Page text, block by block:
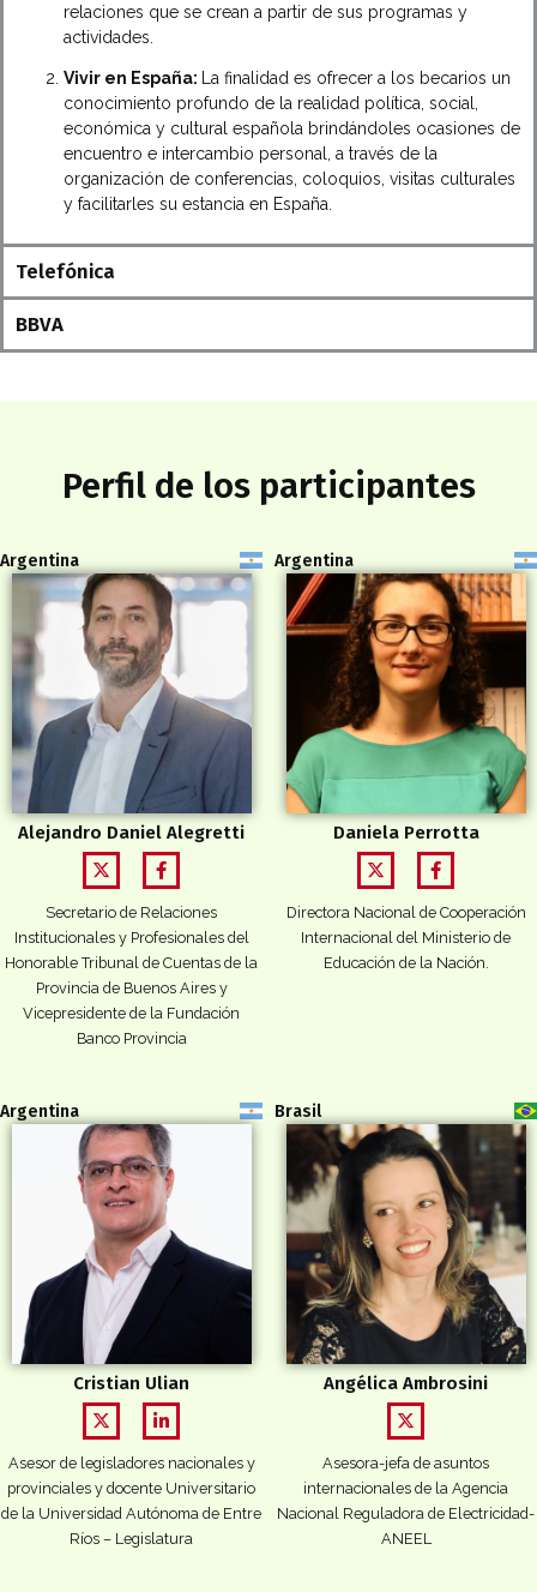
relaciones que se crean a partir de sus programas y
actividades.
Vivir en España: La finalidad es ofrecer a los becarios un
conocimiento profundo de la realidad política, social,
económica y cultural española brindándoles ocasiones de
encuentro e intercambio personal, a través de la
organización de conferencias, coloquios, visitas culturales
y facilitarles su estancia en España.
Telefónica
BBVA
Perfil de los participantes
Argentina
Alejandro Daniel Alegretti
Secretario de Relaciones
Institucionales y Profesionales del
Honorable Tribunal de Cuentas de la
Provincia de Buenos Aires y
Vicepresidente de la Fundación
Banco Provincia
Argentina
Daniela Perrotta
Directora Nacional de Cooperación
Internacional del Ministerio de
Educación de la Nación.
Argentina
Cristian Ulian
Asesor de legisladores nacionales y
provinciales y docente Universitario
de la Universidad Autónoma de Entre
Ríos – Legislatura
Brasil
Angélica Ambrosini
Asesora-jefa de asuntos
internacionales de la Agencia
Nacional Reguladora de Electricidad-
ANEEL